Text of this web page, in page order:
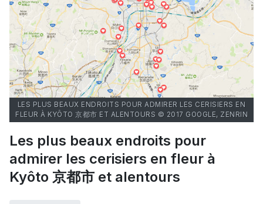
LES PLUS BEAUX ENDROITS POUR ADMIRER LES CERISIERS EN
FLEUR À KYÔTO 京都市 ET ALENTOURS © 2017 GOOGLE, ZENRIN
Les plus beaux endroits pour
admirer les cerisiers en fleur à
Kyôto 京都市 et alentours